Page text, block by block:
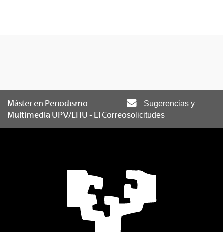
Máster en Periodismo
Multimedia UPV/EHU - El Correo
Sugerencias y
solicitudes